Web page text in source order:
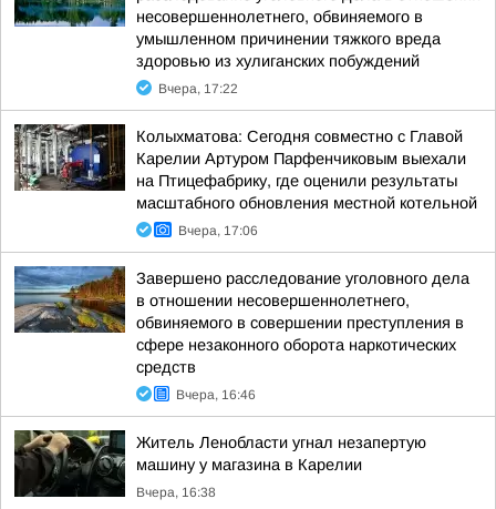
несовершеннолетнего, обвиняемого в
умышленном причинении тяжкого вреда
здоровью из хулиганских побуждений
Вчера, 17:22
Колыхматова: Сегодня совместно с Главой
Карелии Артуром Парфенчиковым выехали
на Птицефабрику, где оценили результаты
масштабного обновления местной котельной
Вчера, 17:06
Завершено расследование уголовного дела
в отношении несовершеннолетнего,
обвиняемого в совершении преступления в
сфере незаконного оборота наркотических
средств
Вчера, 16:46
Житель Ленобласти угнал незапертую
машину у магазина в Карелии
Вчера, 16:38